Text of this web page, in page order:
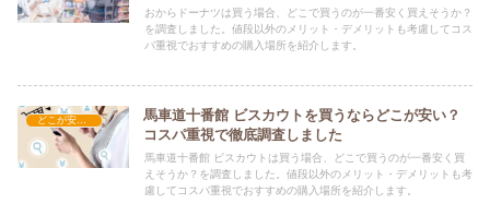
おからドーナツは買う場合、どこで買うのが一番安く買えそうか？
を調査しました。値段以外のメリット・デメリットも考慮してコス
パ重視でおすすめの購入場所を紹介します。
どこが安い？-お菓子・スイーツ・アイス
馬車道十番館 ビスカウトを買うならどこが安い？
コスパ重視で徹底調査しました
馬車道十番館 ビスカウトは買う場合、どこで買うのが一番安く買
えそうか？を調査しました。値段以外のメリット・デメリットも考
慮してコスパ重視でおすすめの購入場所を紹介します。